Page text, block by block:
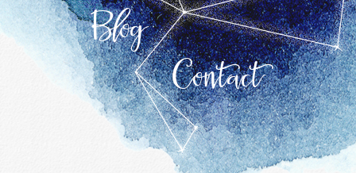
Blog
Contact